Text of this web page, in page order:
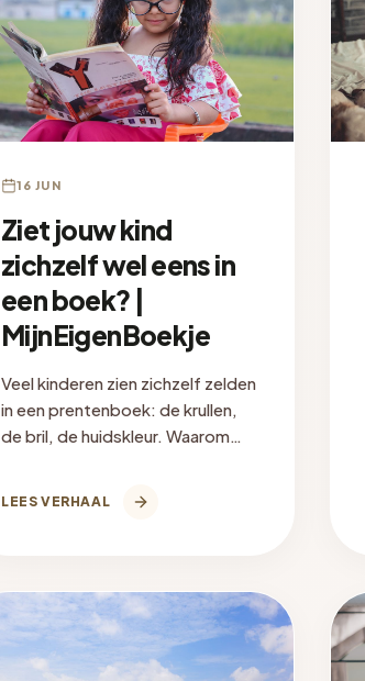
16 JUN
Ziet jouw kind
zichzelf wel eens in
een boek? |
MijnEigenBoekje
Veel kinderen zien zichzelf zelden
in een prentenboek: de krullen,
de bril, de huidskleur. Waarom
LEES VERHAAL